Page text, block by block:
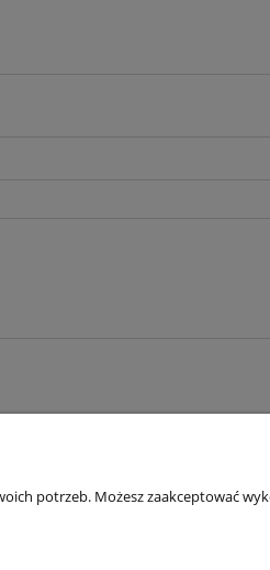
Informacje
potrzeb. Możesz zaakceptować